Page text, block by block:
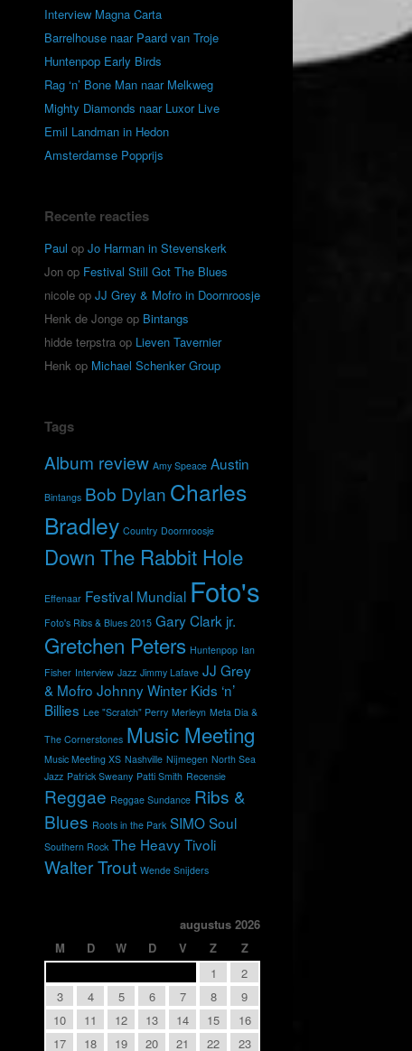
Interview Magna Carta
Barrelhouse naar Paard van Troje
Huntenpop Early Birds
Rag ‘n’ Bone Man naar Melkweg
Mighty Diamonds naar Luxor Live
Emil Landman in Hedon
Amsterdamse Popprijs
Recente reacties
Paul opJo Harman in Stevenskerk
Jon op Festival Still Got The Blues
nicole opJJ Grey & Mofro in Doornroosje
Henk de Jonge op Bintangs
hidde terpstra op Lieven Tavernier
Henk op Michael Schenker Group
Tags
Album review Amy Speace Austin
Bintangs Bob Dylan Charles
Bradley Country Doornroosje
Down The Rabbit Hole
Effenaar Festival Mundial Foto's
Foto's Ribs & Blues 2015 Gary Clark jr.
Gretchen Peters Huntenpop Ian
Fisher Interview Jazz Jimmy Lafave JJ Grey
& Mofro Johnny Winter Kids ‘n’
Billies Lee "Scratch" Perry Merleyn Meta Dia &
The Cornerstones Music Meeting
Music Meeting XS Nashville Nijmegen North Sea
Jazz Patrick Sweany Patti Smith Recensie
Reggae Reggae Sundance Ribs &
Blues Roots in the Park SIMOSoul
Southern Rock The HeavyTivoli
Walter Trout Wende Snijders
augustus 2026
M
D W D V Z
Z
1
2
3
4 5 6 7 8
9
10
11 12 13 14 15
16
17
18 19 20 21 22 23